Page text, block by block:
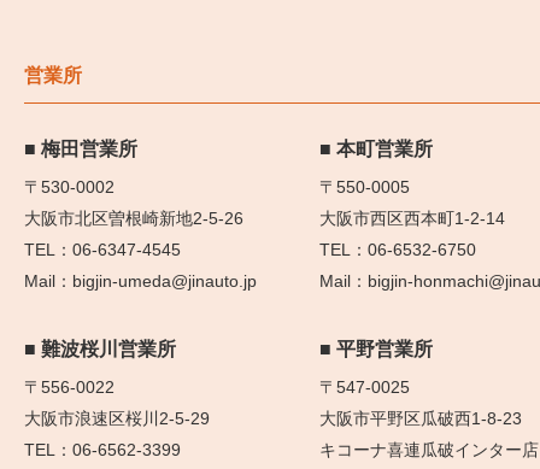
営業所
梅田営業所
〒530-0002
大阪市北区曽根崎新地2-5-26
06-6347-4545
bigjin-umeda@jinauto.jp
本町営業所
〒550-0005
大阪市西区西本町1-2-14
06-6532-6750
bigjin-
難波桜川営業所
〒556-0022
大阪市浪速区桜川2-5-29
06-6562-3399
平野営業所
〒547-0025
大阪市平野区瓜破西1-8-23
キコーナ喜連瓜破インター店